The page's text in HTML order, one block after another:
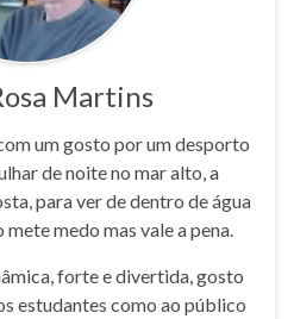
Martins
um gosto por um desporto
de noite no mar alto, a
para ver de dentro de água
mete medo mas vale a pena.
forte e divertida, gosto
estudantes como ao público